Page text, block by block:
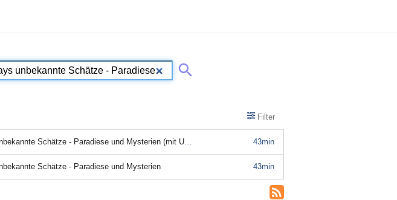
Filter
43min
Schätze - Paradiese und Mysterien (mit Untertitel)
43min
Schätze - Paradiese und Mysterien